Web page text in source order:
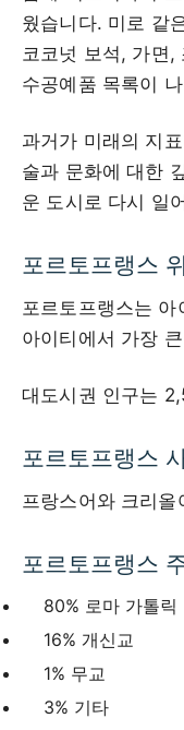
웠습니다. 미로 같
코코넛 보석, 가면,
수공예품 목록이
과거가 미래의 지
술과 문화에 대한
운 도시로 다시 일
포르토프랭스
포르토프랭스는
아이티에서 가장
대도시권 인구는
포르토프랭스
프랑스어와 크리
포르토프랭스
80% 로마 가톨릭
16% 개신교
1% 무교
3% 기타